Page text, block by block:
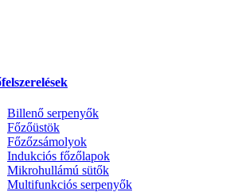
Billenő serpenyők
Főzőüstök
Főzőzsámolyok
Indukciós főzőlapok
Mikrohullámú sütők
Multifunkciós serpenyők